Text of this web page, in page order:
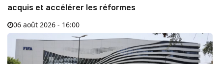
acquis et accélérer les réformes
06 août 2026 - 16:00